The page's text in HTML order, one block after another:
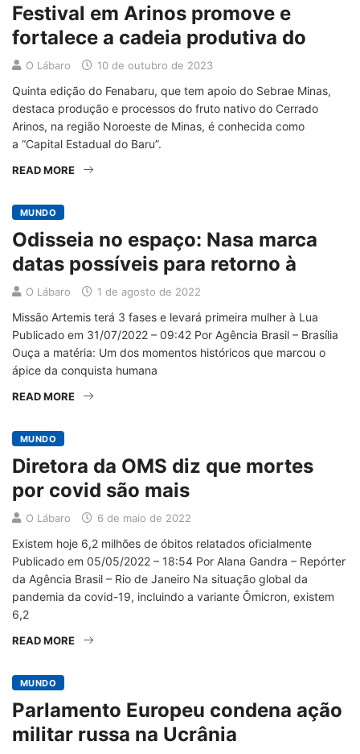
Festival em Arinos promove e
fortalece a cadeia produtiva do
O Lábaro 10 de outubro de 2023
Quinta edição do Fenabaru, que tem apoio do Sebrae Minas,
destaca produção e processos do fruto nativo do Cerrado
Arinos, na região Noroeste de Minas, é conhecida como
a “Capital Estadual do Baru”.
READ MORE
MUNDO
Odisseia no espaço: Nasa marca
datas possíveis para retorno à
O Lábaro 1 de agosto de 2022
Missão Artemis terá 3 fases e levará primeira mulher à Lua
Publicado em 31/07/2022 – 09:42 Por Agência Brasil – Brasília
Ouça a matéria: Um dos momentos históricos que marcou o
ápice da conquista humana
READ MORE
MUNDO
Diretora da OMS diz que mortes
por covid são mais
O Lábaro 6 de maio de 2022
Existem hoje 6,2 milhões de óbitos relatados oficialmente
Publicado em 05/05/2022 – 18:54 Por Alana Gandra – Repórter
da Agência Brasil – Rio de Janeiro Na situação global da
pandemia da covid-19, incluindo a variante Ômicron, existem
6,2
READ MORE
MUNDO
Parlamento Europeu condena ação
militar russa na Ucrânia